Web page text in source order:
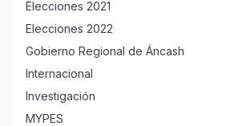
Elecciones 2021
Elecciones 2022
Gobierno Regional de Áncash
Internacional
Investigación
MYPES